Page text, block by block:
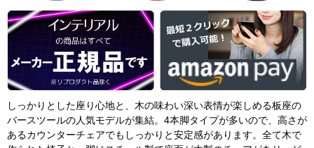
しっかりとした座り心地と、木の味わい深い表情が楽しめる板座の
バースツールの人気モデルが集結。4本脚タイプが多いので、高さが
あるカウンターチェアでもしっかりと安定感があります。全て木で